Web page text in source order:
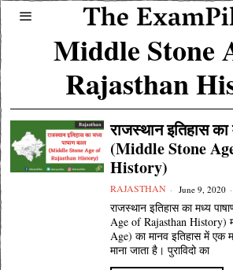
Middle Stone
Rajasthan
राजस्थान इतिहास
(Middle Stone
History)
RAJASTHAN June 9, 2020
राजस्थान इतिहास का मध्य
Age of Rajasthan History)
Age) का मानव इतिहास में एक
माना जाता है। पुराविदो का